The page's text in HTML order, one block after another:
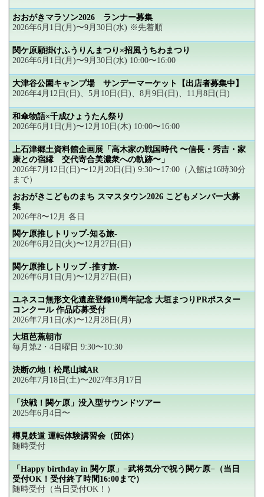
おおがきマラソン2026 ランナー募集
2026年6月1日(月)〜9月30日(水) ※先着順
関ケ原願掛けふうりんまつり×招風うちわまつり
2026年6月1日(月)〜9月30日(水) 10:00〜16:00
大津谷公園キャンプ場 サンデーマーケット【出店者募集中】
2026年4月12日(日)、5月10日(日)、8月9日(日)、11月8日(日)
和傘物語×千成ひょうたん祭り
2026年6月1日(月)〜12月10日(木) 10:00〜16:00
上石津郷土資料館企画展「高木家の戦国時代 〜信長・秀吉・家
康との宿縁 交代寄合美濃衆への軌跡〜」
2026年7月12日(日)〜12月20日(日) 9:30〜17:00（入館は16時30分
まで）
おおがきこどものまち スマスタウン2026 こどもメンバー大募
集
2026年8〜12月 各日
関ケ原推しトリップ-知る旅-
2026年6月2日(火)〜12月27日(日)
関ケ原推しトリップ -推す旅-
2026年6月1日(月)〜12月27日(日)
ユネスコ無形文化遺産登録10周年記念 大垣まつりPRポスター
コンクール 作品応募受付
2026年7月1日(水)〜12月28日(月)
大垣芭蕉朝市
毎月第2・4日曜日 9:30〜10:30
決断の地！松尾山城AR
2026年7月18日(土)〜2027年3月17日
「決戦！関ケ原」没入型サウンドツアー
2025年6月4日〜
樽見鉄道 運転体験講習会（団体）
随時受付
「Happy birthday in 関ケ原」−武将気分で祝う関ケ原−（当日
受付OK！受付終了時間16:00まで）
随時受付（当日受付OK！）